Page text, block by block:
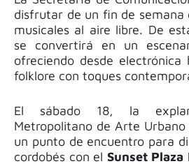
disfrutar de un fin de semana
musicales al aire libre. De
se convertirá en un
ofreciendo desde electrónica
folklore con toques
El sábado 18, la
Metropolitano de Arte
un punto de encuentro para
cordobés con el Sunset Plaza